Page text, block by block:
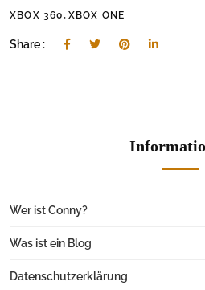
XBOX 360, XBOX ONE
Share :
Wer ist Conny?
Was ist ein Blog
Datenschutzerklärung